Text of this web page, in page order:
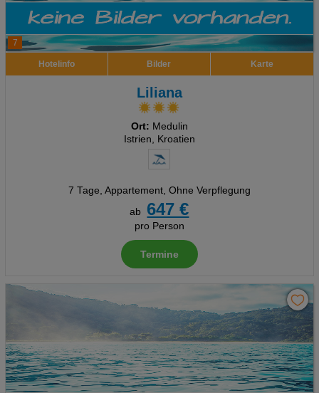
7
Hotelinfo Bilder Karte
Liliana
Ort: Medulin
Istrien, Kroatien
7 Tage, Appartement, Ohne Verpflegung
ab
647 €
pro Person
Termine